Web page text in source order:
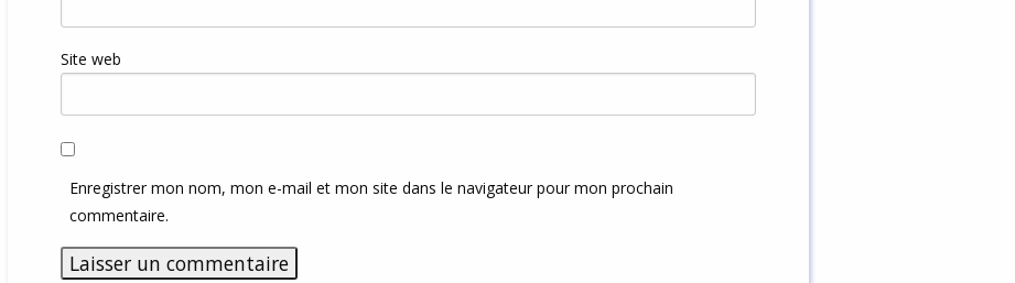
Site web
Enregistrer mon nom, mon e-mail et mon site dans le navigateur pour mon prochain
commentaire.